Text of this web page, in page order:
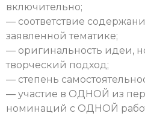
включительно;
— соответствие
заявленной тематике;
— оригинальность идеи,
творческий подход;
— степень
— участие в ОДНОЙ из
номинаций с ОДНОЙ